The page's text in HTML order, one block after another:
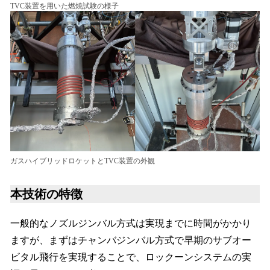
TVC装置を用いた燃焼試験の様子
ガスハイブリッドロケットとTVC装置の外観
本技術の特徴
一般的なノズルジンバル方式は実現までに時間がかかり
ますが、まずはチャンバジンバル方式で早期のサブオー
ビタル飛行を実現することで、ロックーンシステムの実